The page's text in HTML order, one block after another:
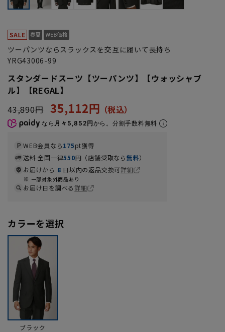
ツーパンツならスラックスを交互に履いて長持ち
YRG43006-99
スタンダードスーツ【ツーパンツ】【ウォッシャブ
ル】【REGAL】
43,890円 35,112円
なら 月々5,852円から。分割手数料無料
WEB会員なら175pt獲得
送料 全国一律550円（店舗受取なら無料）
お届けから 8 日以内の返品交換可詳細
一部対象外商品あり
お届け日を調べる詳細
カラーを選択
ブラック